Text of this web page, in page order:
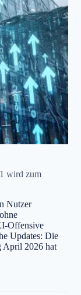
wird zum
Nutzer
Offensive
Updates: Die
April 2026 hat